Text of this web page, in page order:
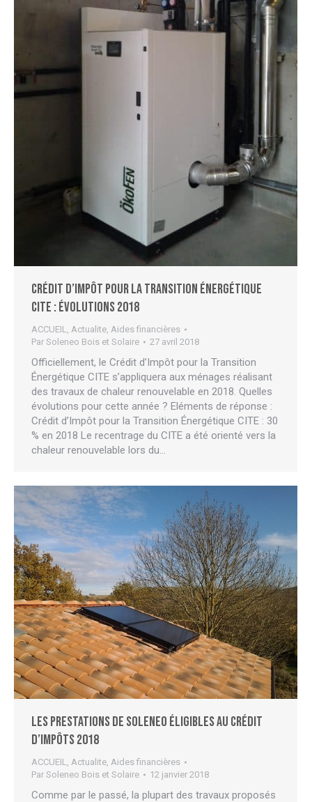
Crédit d’Impôt pour la Transition Énergétique
CITE : évolutions 2018
ACCUEIL, Actualite, Aides financières
Par Soleneo Bois et Solaire 27 avril 2018
Officiellement, le Crédit d’Impôt pour la Transition
Énergétique CITE s’appliquera aux ménages réalisant
des travaux de chaleur renouvelable en 2018. Quelles
évolutions pour cette année ? Eléments de réponse :
Crédit d’Impôt pour la Transition Énergétique CITE : 30
% en 2018 Le recentrage du CITE a été orienté vers la
chaleur renouvelable lors du…
Les prestations de Soleneo éligibles au crédit
d’impôts 2018
ACCUEIL Actualite Aides financières
Par Soleneo Bois et Solaire 12 janvier 2018
Comme par le passé, la plupart des travaux proposés